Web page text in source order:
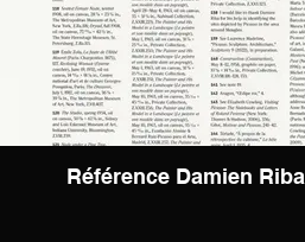
Référence Damien Riba